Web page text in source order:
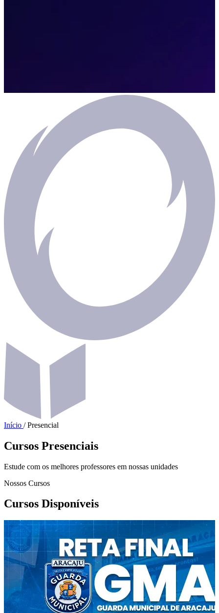
Início / Presencial
Cursos Presenciais
Estude com os melhores professores em nossas unidades
Nossos Cursos
Cursos Disponíveis